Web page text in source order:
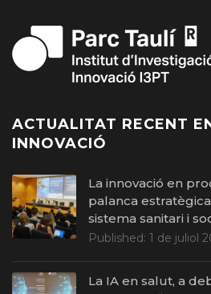
ACTUALITAT RECENT
INNOVACIÓ
La innovació en
palanca
sistema sanitari i
Published: 1 de juliol
La IA en salut, a